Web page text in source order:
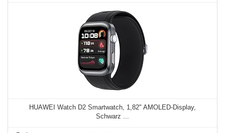
HUAWEI Watch D2 Smartwatch, 1,82" AMOLED-Display,
Schwarz ...